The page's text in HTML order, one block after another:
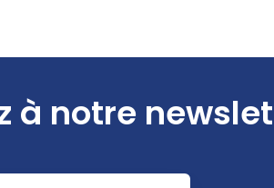
à notre